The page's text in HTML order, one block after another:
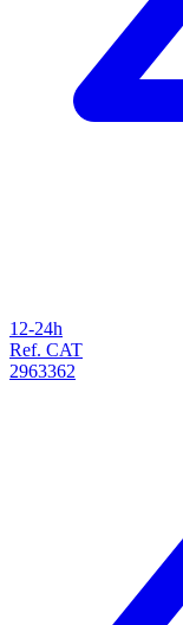
12-24h
Ref. CAT
2963362